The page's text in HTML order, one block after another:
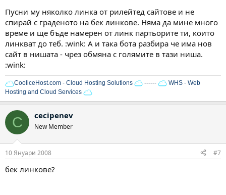
Пусни му няколко линка от рилейтед сайтове и не
спирай с граденото на бек линкове. Няма да мине много
време и ще бъде намерен от линк партьорите ти, които
линкват до теб. :wink: А и така бота разбира че има нов
сайт в нишата - чрез обмяна с голямите в тази ниша.
:wink:
CooliceHost.com - Cloud Hosting Solutions ------
WHS - Web
Hosting and Cloud Services
C cecipenev
New Member
10 Януари 2008 #7
бек линкове?